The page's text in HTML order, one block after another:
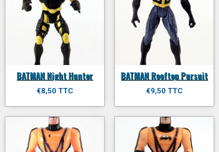
BATMAN Night Hunter
€8,50 TTC
BATMAN Rooftop Pursuit
€9,50 TTC